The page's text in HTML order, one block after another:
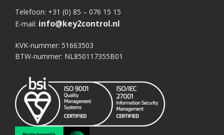
Telefoon: +31 (0) 85 – 076 15 15
E-mail: info@key2control.nl
KVK-nummer: 51663503
BTW-nummer: NL850117355B01